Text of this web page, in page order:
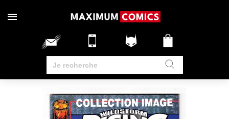
RUPTURE DE STOCK